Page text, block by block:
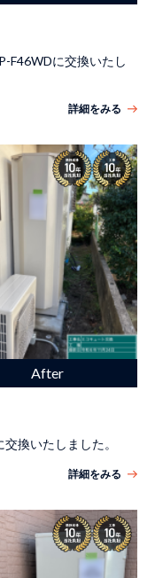
F46WDに交換いたし
詳細をみる
換いたしました。
詳細をみる